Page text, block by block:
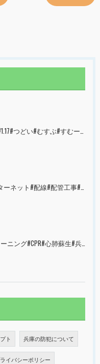
#阪神淡路大震災#1.17#つどい#むすぶ#すむーず#西宮市#甲子園
#無料#Wi-Fi#インターネット#配線#配管工事#大阪市#港区#すむーず#西宮市#甲子園
#AED#講習会#トレーニング#CPR#心肺蘇生#兵庫県#神戸市#西宮市#すむーず#甲子園
ト 兵庫の防犯について
イバシーポリシー